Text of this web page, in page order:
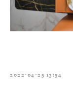
2022-04-25 13:54